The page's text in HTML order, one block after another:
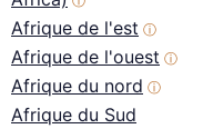
Afrique de l'est ⓘ
Afrique de l'ouest ⓘ
Afrique du nord ⓘ
Afrique du Sud